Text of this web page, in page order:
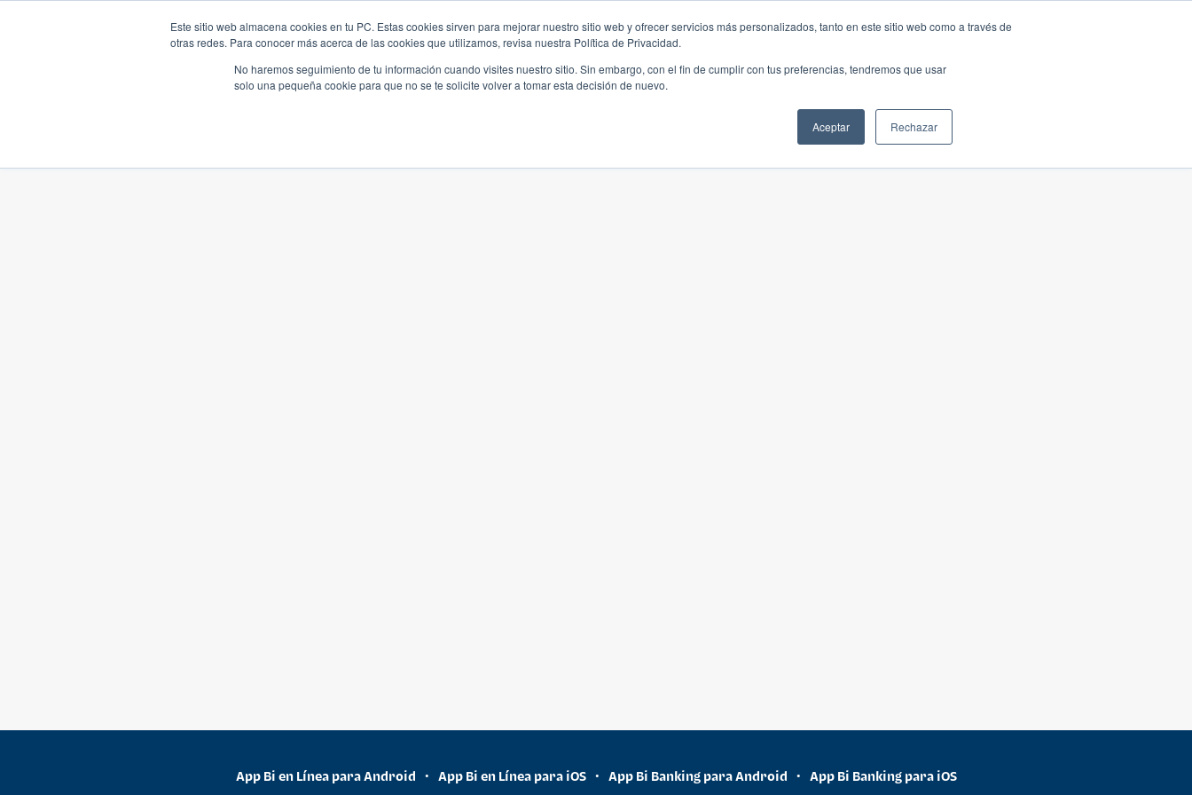
Este sitio web almacena cookies en tu PC. Estas cookies sirven para mejorar nuestro sitio web y ofrecer servicios más personalizados, tanto en este sitio web como a través de
otras redes. Para conocer más acerca de las cookies que utilizamos, revisa nuestra Política de Privacidad.
No haremos seguimiento de tu información cuando visites nuestro sitio. Sin embargo, con el fin de cumplir con tus preferencias, tendremos que usar
solo una pequeña cookie para que no se te solicite volver a tomar esta decisión de nuevo.
Aceptar Rechazar
App Bi en Línea para Android • App Bi en Línea para iOS • App Bi Banking para Android • App Bi Banking para iOS